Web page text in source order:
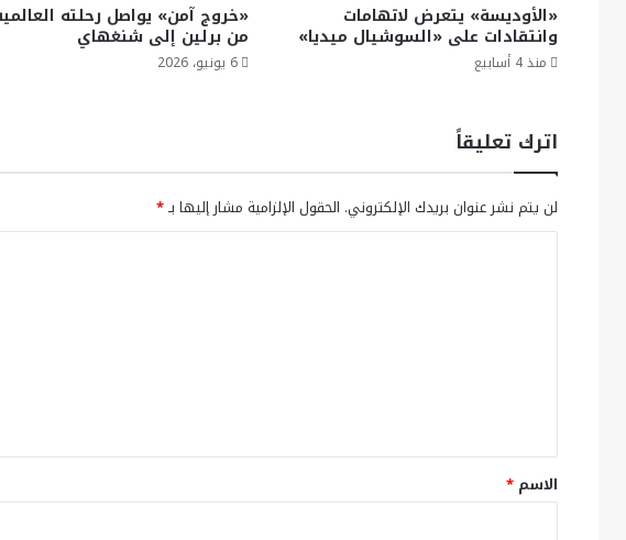
«الأوديسة» يتعرض لاتهامات
وانتقادات على «السوشيال ميديا»
منذ 4 أسابيع
«خروج آمن» يواصل رحلته
من برلين إلى شنغهاي
6 يونيو، 2026
اترك تعليقاً
لن يتم نشر عنوان بريدك الإلكتروني. الحقول الإلزامية مشار إليها بـ*
*
الاسم *